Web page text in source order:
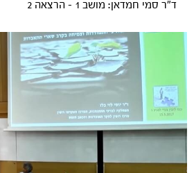
ד"ר סמי חמדאן: מושב 1 - הרצאה 2